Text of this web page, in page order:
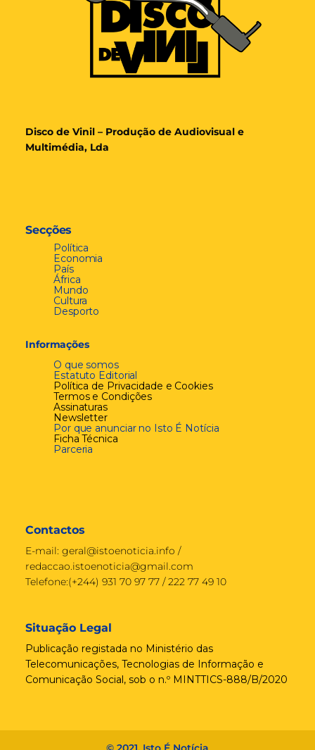
Disco de Vinil – Produção de Audiovisual e
Multimédia, Lda
Secções
Política
Economia
País
África
Mundo
Cultura
Desporto
Informações
O que somos
Estatuto Editorial
Política de Privacidade e Cookies
Termos e Condições
Assinaturas
Newsletter
Por que anunciar no Isto É Notícia
Ficha Técnica
Parceria
Contactos
E-mail: geral@istoenoticia.info /
redaccao.istoenoticia@gmail.com
Telefone:(+244) 931 70 97 77 / 222 77 49 10
Situação Legal
Publicação registada no Ministério das
Telecomunicações, Tecnologias de Informação e
Comunicação Social, sob o n.º MINTTICS-888/B/2020